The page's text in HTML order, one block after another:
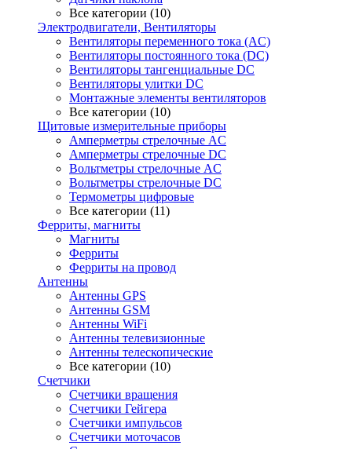
Все категории (10)
Электродвигатели, Вентиляторы
Вентиляторы переменного тока (AC)
Вентиляторы постоянного тока (DC)
Вентиляторы тангенциальные DC
Вентиляторы улитки DC
Монтажные элементы вентиляторов
Все категории (10)
Щитовые измерительные приборы
Амперметры стрелочные AC
Амперметры стрелочные DC
Вольтметры стрелочные AC
Вольтметры стрелочные DC
Термометры цифровые
Все категории (11)
Ферриты, магниты
Магниты
Ферриты
Ферриты на провод
Антенны
Антенны GPS
Антенны GSM
Антенны WiFi
Антенны телевизионные
Антенны телескопические
Все категории (10)
Счетчики
Счетчики вращения
Счетчики Гейгера
Счетчики импульсов
Счетчики моточасов